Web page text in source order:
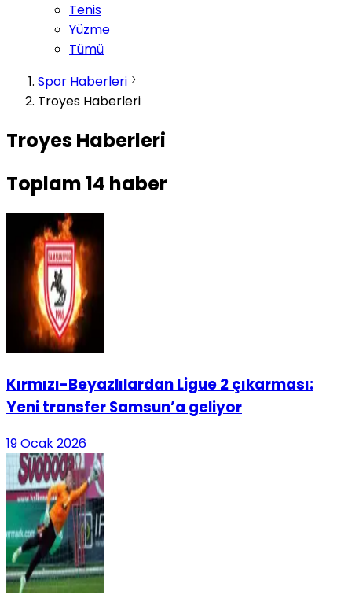
Tenis
Yüzme
Tümü
Spor Haberleri
Troyes Haberleri
Troyes Haberleri
Toplam14 haber
Kırmızı-Beyazlılardan Ligue 2 çıkarması:
Yeni transfer Samsun’a geliyor
19 Ocak 2026